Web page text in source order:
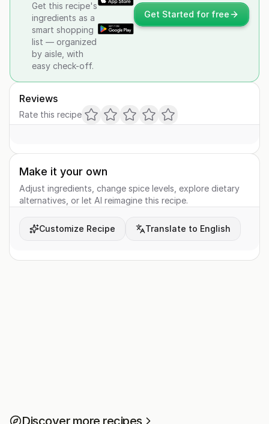
Get this recipe's
ingredients as a
smart shopping
list — organized
by aisle, with
easy check-off.
Get Started for free
Reviews
Rate this recipe
Make it your own
Adjust ingredients, change spice levels, explore dietary
alternatives, or let AI reimagine this recipe.
Customize Recipe Translate to English
Discover more recipes